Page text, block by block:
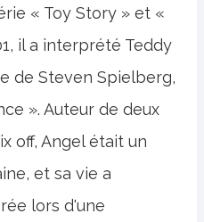
« Toy Story » et «
il a interprété Teddy
de Steven Spielberg,
». Auteur de deux
off, Angel était un
et sa vie a
lors d'une